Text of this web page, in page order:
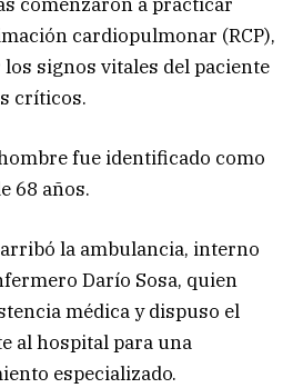
cardiopulmonar (RCP),
signos vitales del paciente
críticos.
fue identificado como
68 años.
la ambulancia, interno
Darío Sosa, quien
médica y dispuso el
al hospital para una
especializado.